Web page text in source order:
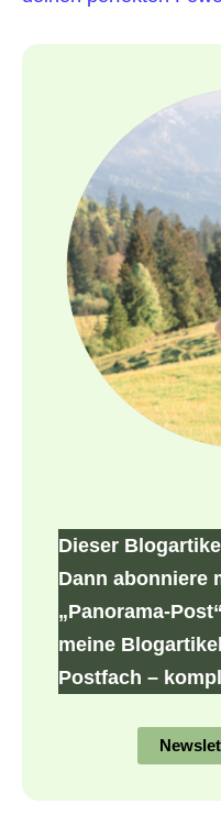
Dieser
Dann abonniere
„Panorama-
meine
Postfach –